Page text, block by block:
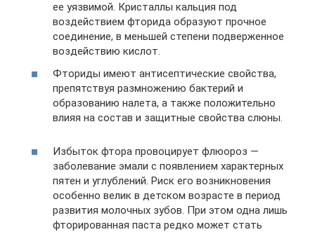
ее уязвимой. Кристаллы кальция под
воздействием фторида образуют прочное
соединение, в меньшей степени подверженное
воздействию кислот.
Фториды имеют антисептические свойства,
препятствуя размножению бактерий и
образованию налета, а также положительно
влияя на состав и защитные свойства слюны.
Избыток фтора провоцирует флюороз —
заболевание эмали с появлением характерных
пятен и углублений. Риск его возникновения
особенно велик в детском возрасте в период
развития молочных зубов. При этом одна лишь
фторированная паста редко может стать